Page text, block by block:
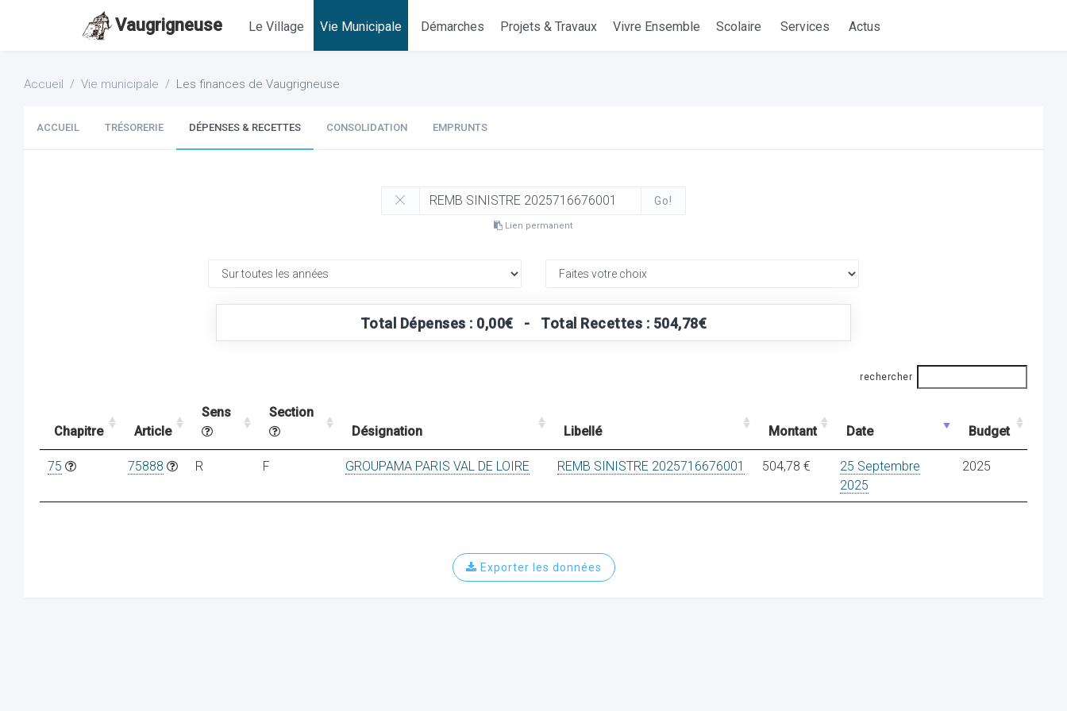
Vaugrigneuse Le Village Vie Municipale Démarches Projets & Travaux Vivre Ensemble Scolaire Services Actus
Accueil Vie municipale Les finances de Vaugrigneuse
ACCUEIL TRÉSORERIE DÉPENSES & RECETTES CONSOLIDATION EMPRUNTS
Go!
Lien permanent
Total Dépenses : 0,00€ - Total Recettes : 504,78€
rechercher
Chapitre Article
Sens
Section
Désignation
Libellé Montant Date Budget
75 75888 R F GROUPAMA PARIS VAL DE LOIRE REMB SINISTRE 2025716676001 504,78 €
25 Septembre
2025
2025
Exporter les données